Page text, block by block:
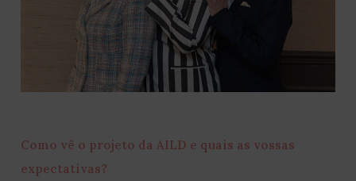
Como vê o projeto da AILD e quais as vossas
expectativas?